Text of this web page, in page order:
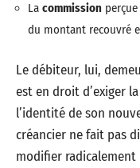
La commission
du montant recouvré
Le débiteur, lui,
est en droit d’exiger
l’identité de son
créancier ne fait pas
modifier